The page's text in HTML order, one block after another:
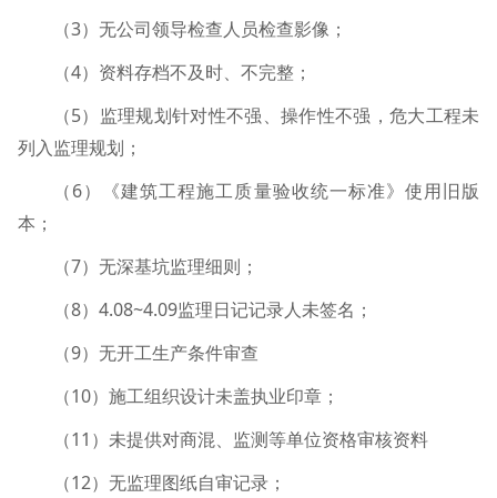
（3）无公司领导检查人员检查影像；
（4）资料存档不及时、不完整；
（5）监理规划针对性不强、操作性不强，危大工程未
列入监理规划；
（ 6）
《建筑工程施工质量验收统一标准》使用旧版
本 ；
（7）无深基坑监理细则；
（8） 4.08~4.09监理日记记录人未签名；
（9）无开工生产条件审查
（10）施工组织设计未盖执业印章；
（11 ）未提供对商混、监测等单位资格审核资料
（12）无监理图纸自审记录；